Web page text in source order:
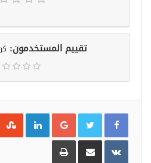
تقييم المستخدمون:
Google+
مشاركة
البريد
طباعة